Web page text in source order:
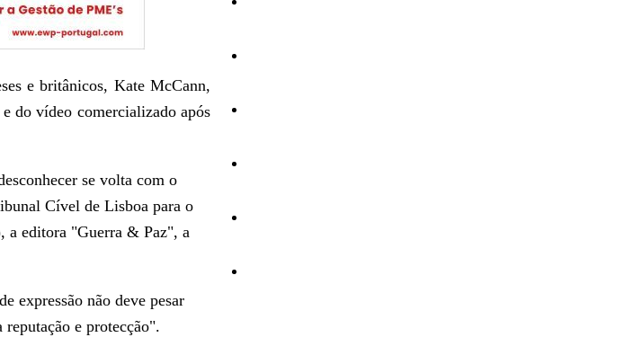
e britânicos, Kate McCann,
do vídeo comercializado após
se volta com o
Cível de Lisboa para o
a editora "Guerra & Paz", a
expressão não deve pesar
e protecção".